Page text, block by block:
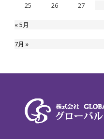
25
26 27
« 5月
7月 »